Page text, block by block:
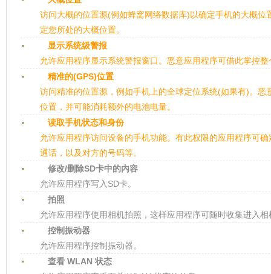
访问大概的位置源(例如蜂窝网络数据库)以确定手机的大概
定您所处的大概位置。
显示系统级警报
允许应用程序显示系统警报窗口。恶意应用程序可借此掌控
精准的(GPS)位置
访问精准的位置源，例如手机上的全球定位系统(如果有)。恶
位置，并可能消耗额外的电池电量。
读取手机状态和身份
允许应用程序访问设备的手机功能。有此权限的应用程序可
通话，以及对方的号码等。
修改/删除SD卡中的内容
允许应用程序写入SD卡。
拍照
允许应用程序使用相机拍照，这样应用程序可随时收集进入
控制振动器
允许应用程序控制振动器。
查看 WLAN 状态